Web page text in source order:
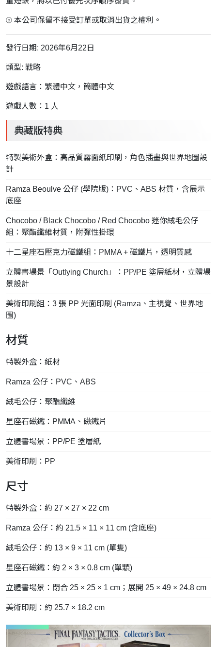
⦾ 本公司保留不接受訂單或取消出貨之權利。
發行日期: 2026年6月22日
類型: 戰略
遊戲語言：繁體中文，簡體中文
遊戲人數：1 人
典藏版特典
特製美術外盒：高品質霧面紙印刷，角色插畫與世界地圖設
計
Ramza Beoulve 公仔 (學院版)：PVC、ABS 材質，含展示
底座
Chocobo / Black Chocobo / Red Chocobo 迷你絨毛公仔
組：聚酯纖維材質，附彈性掛環
十二星座石壓克力磁鐵組：PMMA + 磁鐵片，透明質感
立體書場景「Outlying Church」：PP/PE 塗層紙材，立體場
景設計
美術印刷組：3 張 PP 光面印刷 (Ramza、主視覺、世界地
圖)
材質
特製外盒：紙材
Ramza 公仔：PVC、ABS
絨毛公仔：聚酯纖維
星座石磁鐵：PMMA、磁鐵片
立體書場景：PP/PE 塗層紙
美術印刷：PP
尺寸
特製外盒：約 27 × 27 × 22 cm
Ramza 公仔：約 21.5 × 11 × 11 cm (含底座)
絨毛公仔：約 13 × 9 × 11 cm (單隻)
星座石磁鐵：約 2 × 3 × 0.8 cm (單顆)
立體書場景：閉合 25 × 25 × 1 cm；展開 25 × 49 × 24.8 cm
美術印刷：約 25.7 × 18.2 cm